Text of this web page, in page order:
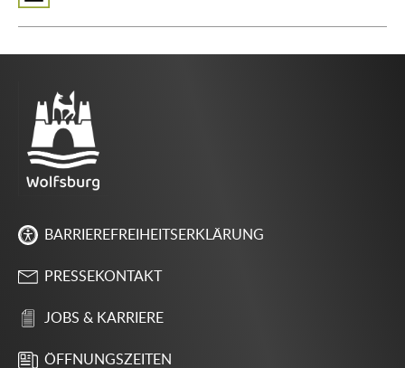
BARRIEREFREIHEITSERKLÄRUNG
PRESSEKONTAKT
JOBS & KARRIERE
ÖFFNUNGSZEITEN